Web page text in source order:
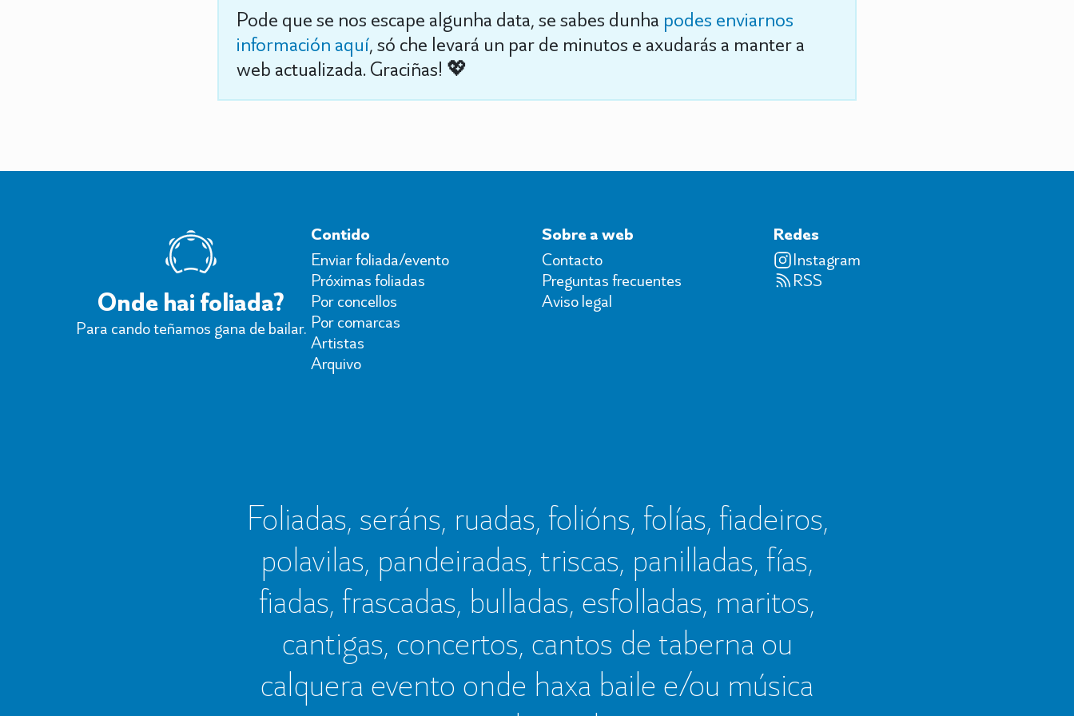
Pode que se nos escape algunha data, se sabes dunha podes enviarnos
información aquí, só che levará un par de minutos e axudarás a manter a
web actualizada. Graciñas! 💖
Onde hai foliada?
Para cando teñamos gana de bailar.
Contido
Enviar foliada/evento
Próximas foliadas
Por concellos
Por comarcas
Artistas
Arquivo
Sobre a web
Contacto
Preguntas frecuentes
Aviso legal
Redes
Instagram
RSS
Foliadas, seráns, ruadas, folións, folías, fiadeiros,
polavilas, pandeiradas, triscas, panilladas, fías,
fiadas, frascadas, bulladas, esfolladas, maritos,
cantigas, concertos, cantos de taberna ou
calquera evento onde haxa baile e/ou música